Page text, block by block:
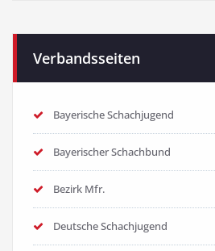
Verbandsseiten
Bayerische Schachjugend
Bayerischer Schachbund
Bezirk Mfr.
Deutsche Schachjugend